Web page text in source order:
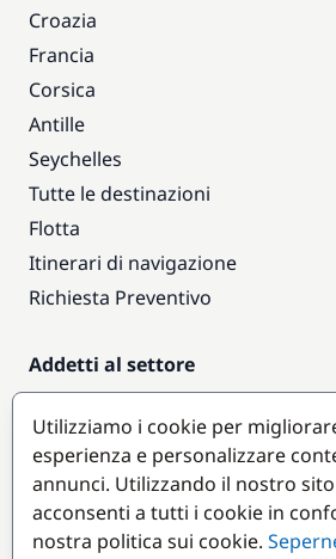
Croazia
Francia
Corsica
Antille
Seychelles
Tutte le destinazioni
Flotta
Itinerari di navigazione
Richiesta Preventivo
Addetti al settore
Accesso armatori
Diventare partner
Destinazioni popolari
Utilizziamo i cookie per
esperienza e personalizzare
annunci. Utilizzando il nostro
acconsenti a tutti i cookie in
nostra politica sui cookie.